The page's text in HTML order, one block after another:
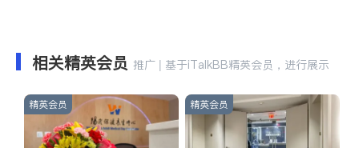
相关精英会员 推广 | 基于iTalkBB精英会员，进行展示
精英会员 精英会员